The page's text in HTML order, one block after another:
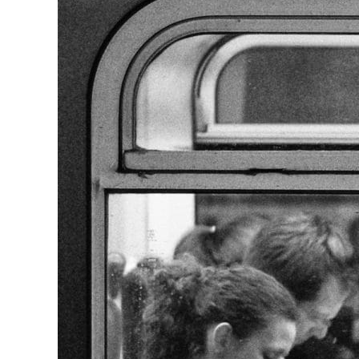
UNGLEICHHEIT UND
MACHT
EUROPA